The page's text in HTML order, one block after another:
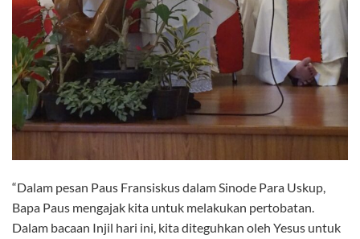
“Dalam pesan Paus Fransiskus dalam Sinode Para Uskup,
Bapa Paus mengajak kita untuk melakukan pertobatan.
Dalam bacaan Injil hari ini, kita diteguhkan oleh Yesus untuk